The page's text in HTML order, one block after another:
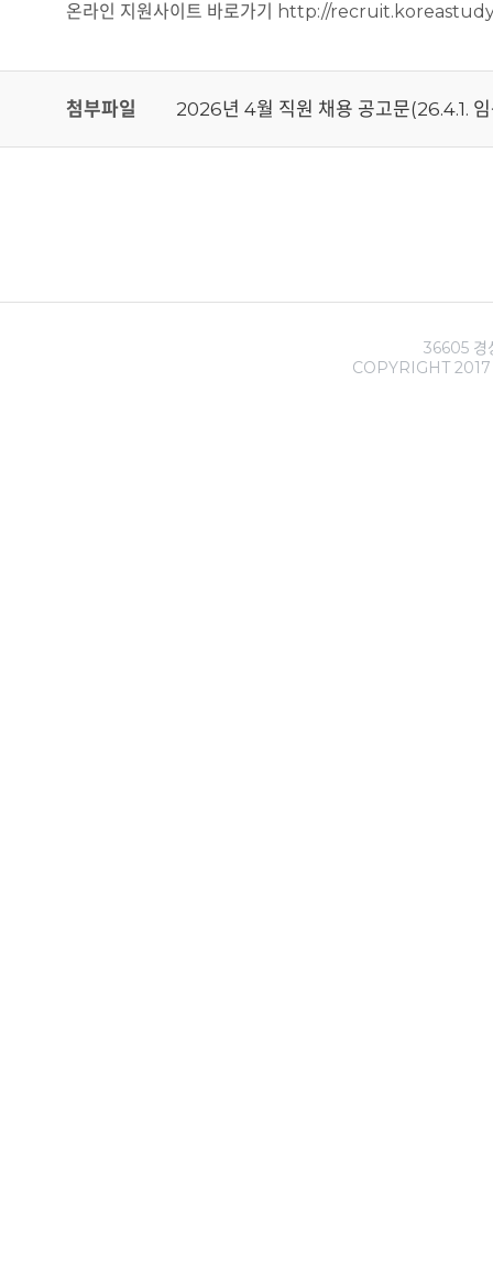
온라인 지원사이트 바로가기 http://
첨부파일 2026년 4월 직원 채용 공고문(26.4.1.
36605 경
COPYRIGHT